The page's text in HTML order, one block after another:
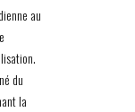
au
du
la